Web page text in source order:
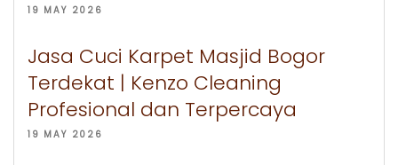
19 MAY 2026
Jasa Cuci Karpet Masjid Bogor
Terdekat | Kenzo Cleaning
Profesional dan Terpercaya
19 MAY 2026